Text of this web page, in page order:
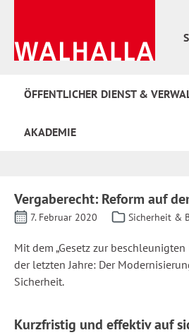
ÖFFENTLICHER DIENST &
AKADEMIE
Vergaberecht: Reform auf
7. Februar 2020 Sicherheit &
Mit dem „Gesetz zur
der letzten Jahre: Der
Sicherheit.
Kurzfristig und effektiv auf